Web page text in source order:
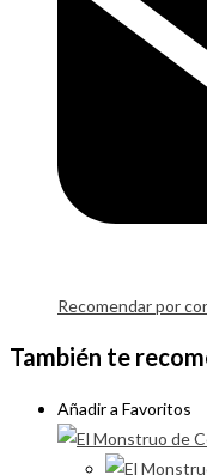
Recomendar por
También te
Añadir a Favoritos